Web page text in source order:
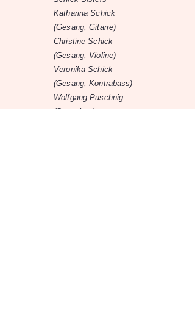
Katharina Schick
(Gesang, Gitarre)
Christine Schick
(Gesang, Violine)
Veronika Schick
(Gesang, Kontrabass)
Wolfgang Puschnig
(Saxophon)